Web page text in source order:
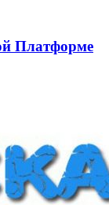
Платформе